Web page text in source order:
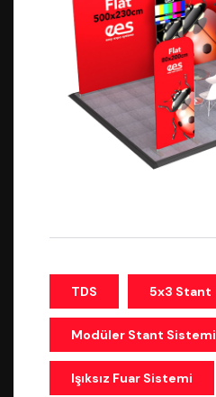
TDS 5x3 Stant
Modüler Stant Sistemi
Işıksız Fuar Sistemi